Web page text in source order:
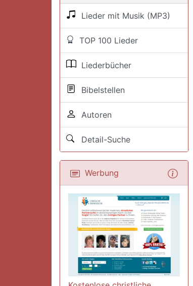
Lieder mit Musik (MP3)
TOP 100 Lieder
Liederbücher
Bibelstellen
Autoren
Detail-Suche
Werbung